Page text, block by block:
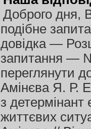
Доброго дня,
подібне
довідка —
запитання —
переглянути
Амінєва Я. Р.
з
життєвих